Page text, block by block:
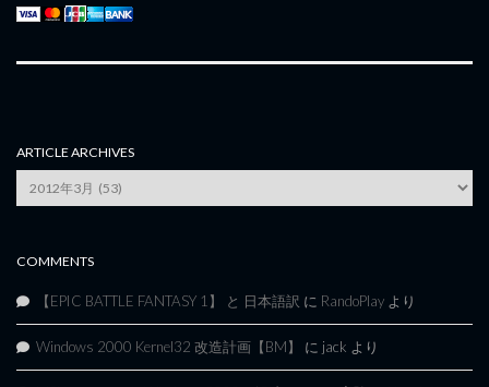
ARTICLE ARCHIVES
Archives
COMMENTS
【EPIC BATTLE FANTASY 1】 と 日本語訳 に RandoPlay より
Windows 2000 Kernel32 改造計画【BM】 に jack より